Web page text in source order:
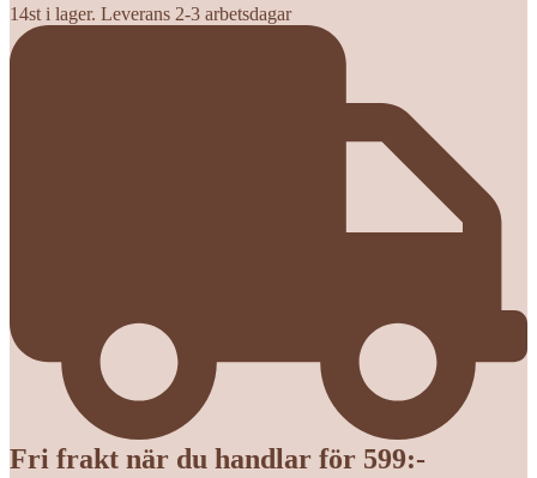
14st i lager. Leverans 2-3 arbetsdagar
Fri frakt när du handlar för 599:-